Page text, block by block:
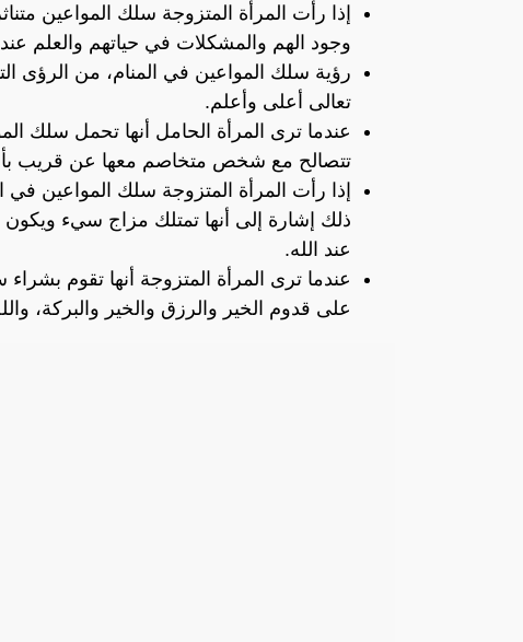
إذا رأت المرأة المتزوجة سلك المواعين
وجود الهم والمشكلات في حياتهم والعلم عند
رؤية سلك المواعين في المنام، من الرؤى
تعالى أعلى وأعلم.
عندما ترى المرأة الحامل أنها تحمل سلك
تتصالح مع شخص متخاصم معها عن قريب بأمر
إذا رأت المرأة المتزوجة سلك المواعين
ذلك إشارة إلى أنها تمتلك مزاج سيء
عند الله.
عندما ترى المرأة المتزوجة أنها تقوم
على قدوم الخير والرزق والخير والبركة،